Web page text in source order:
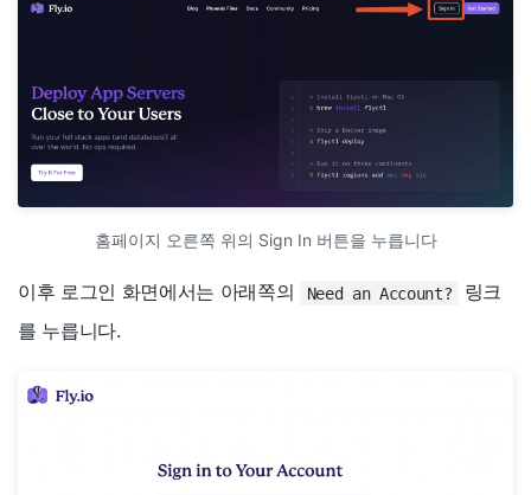
홈페이지 오른쪽 위의 Sign In 버튼을 누릅니다
이후 로그인 화면에서는 아래쪽의 Need an Account?
링크
를 누릅니다.